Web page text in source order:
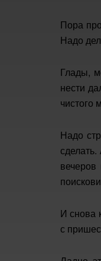
Пора
Надо
Глады,
нести
чистого
Надо
вечеров
И снова
с